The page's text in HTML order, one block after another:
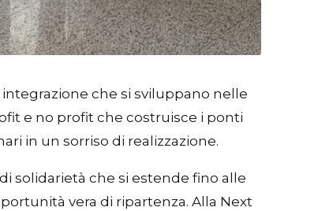
che si sviluppano nelle
e no profit che costruisce i ponti
in un sorriso di realizzazione.
solidarietà che si estende fino alle
vera di ripartenza. Alla Next